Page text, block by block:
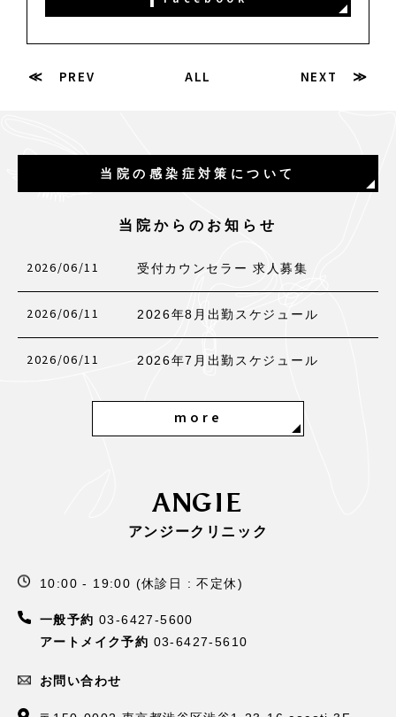
≪ PREV ALL NEXT ≫
当院の感染症対策について
当院からのお知らせ
2026/06/11 受付カウンセラー 求人募集
2026/06/11 2026年8月出勤スケジュール
2026/06/11 2026年7月出勤スケジュール
more
ANGIE
アンジークリニック
10:00 - 19:00 (休診日 : 不定休)
一般予約 03-6427-5600
アートメイク予約 03-6427-5610
お問い合わせ